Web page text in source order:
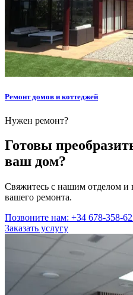
Ремонт домов и коттеджей
Нужен ремонт?
Готовы
ваш дом?
Свяжитесь с нашим отделом и
вашего ремонта.
Позвоните нам: +34 678-358-
Заказать услугу